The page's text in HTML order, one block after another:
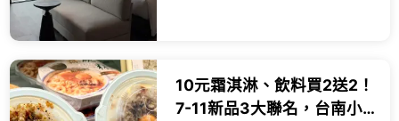
10元霜淇淋、飲料買2送2！
7-11新品3大聯名，台南小